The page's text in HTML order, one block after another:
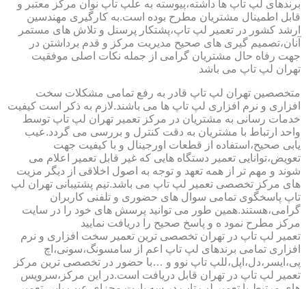
برندهای لپ تاپ ها داشته،پیوسته به علپ تاپ نوان مرکز معتبر و
قابل اطمینال مشتریان مطرح بوده است.به کارگیری مهندسین
ارشد کشور در تعمیر لپ تاپ،پشتکار پرسنل و تلاش های مستمر
آنان،تصمیم گیری های صحیح مدیریت مرکز و قدم برداشتن در
جهت رفاه حال مشتریان گرامی از جمله نکات اصلی موفقیت
تهران لپ تاپ می باشد
متخصصین تهران لپ تاپ قادر به رفع تمامی مشکلات سخت
افزاری و نرم افزاری لپ تاپ ها می باشند.لازم به ذکر است کیفیت
خدمات رسانی به مشتریان در مرکز تعمیر تهران لپ تاپ توسط
واحد ارتباط با مشتریان به دقت کنترل و بررسی می گردد.عیب
یابی صحیح،استفاده از قطعات اورجینال و با کیفیت جهت
تعویض،توانایی تعمیر دستگاه هایی که غیر قابل تعمیر اعلام می
شوند و مهم تر از همه تعهد و توجه به اصول اخلاقی از دیگر مزیت
های مرکز تخصصی تعمیر لپ تاپ می باشد.تیم پشتیبانی تهران لپ
تاپ پاسخگوی تمامی سوال های حضوری و تلفنی کاربران
گرامی،هستند.همین طور می توانید پرسش های خود را در سایت
مرکز مطرح نمود ه و پاسخ صحیح را دریافت نمایید
تعمیر لپ تاپ در تهران تخصصی ترین تعمیر سخت افزاری و نرم
افزاری تمامی برندهای لپ تاپ اعم از سامسونگ،سونی،اچ
پی،ایسر،دل،اپل،للپ تاپ نوو و …با حضور در تخصصی ترین مرکز
تعمیر لپ تاپ در تهران قابل دریافت است.در این مرکز،سرویس